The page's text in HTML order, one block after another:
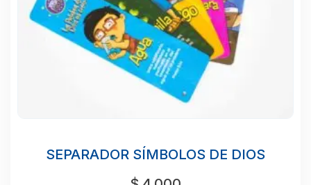
SEPARADOR SÍMBOLOS DE DIOS